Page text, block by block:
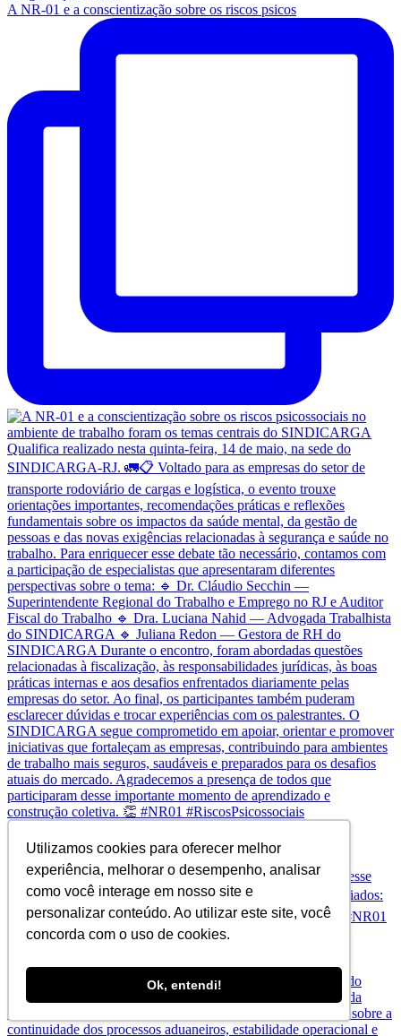
Utilizamos cookies para oferecer melhor
experiência, melhorar o desempenho, analisar
como você interage em nosso site e
personalizar conteúdo. Ao utilizar este site, você
concorda com o uso de cookies.
Ok, entendi!
A NR-01 e a conscientização sobre os riscos psicos
Amanhã é o dia. Se você trabalha com RH, Seguran
A Operação Mare Liberum não comprometeu a operação